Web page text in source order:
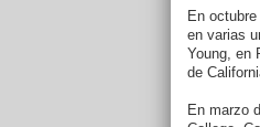
En
en varias
Young, en
de
En marzo